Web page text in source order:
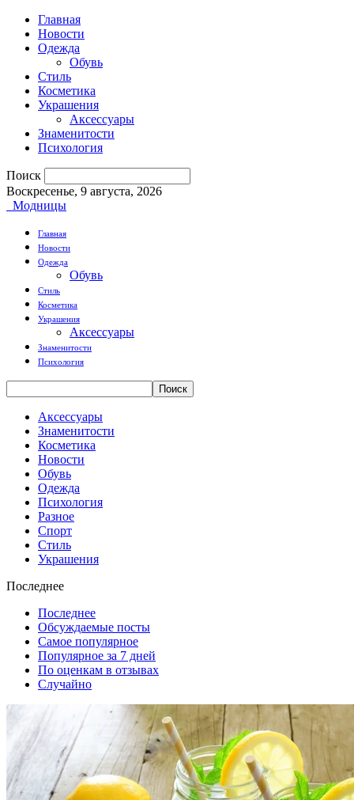
Главная
Новости
Одежда
Обувь
Стиль
Косметика
Украшения
Аксессуары
Знаменитости
Психология
Поиск
Воскресенье, 9 августа, 2026
Модницы
Главная
Новости
Одежда
Обувь
Стиль
Косметика
Украшения
Аксессуары
Знаменитости
Психология
Аксессуары
Знаменитости
Косметика
Новости
Обувь
Одежда
Психология
Разное
Спорт
Стиль
Украшения
Последнее
Последнее
Обсуждаемые посты
Самое популярное
Популярное за 7 дней
По оценкам в отзывах
Случайно